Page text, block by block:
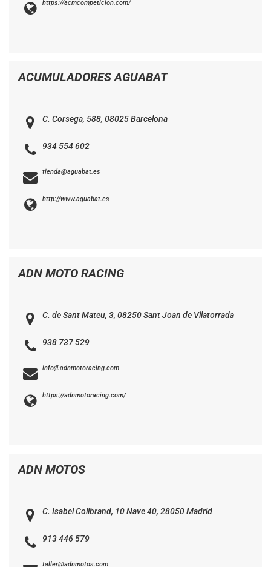
https://acmcompeticion.com/
ACUMULADORES AGUABAT
C. Corsega, 588, 08025 Barcelona
934 554 602
tienda@aguabat.es
http://www.aguabat.es
ADN MOTO RACING
C. de Sant Mateu, 3, 08250 Sant Joan de Vilatorrada
938 737 529
info@adnmotoracing.com
https://adnmotoracing.com/
ADN MOTOS
C. Isabel Collbrand, 10 Nave 40, 28050 Madrid
913 446 579
taller@adnmotos.com